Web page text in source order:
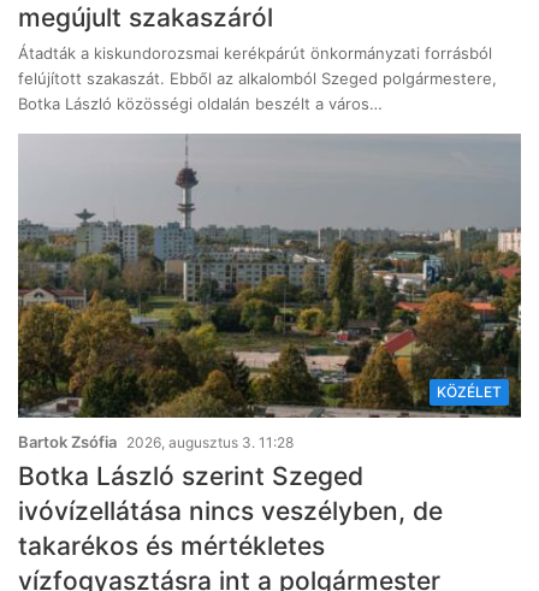
megújult szakaszáról
Átadták a kiskundorozsmai kerékpárút önkormányzati forrásból
felújított szakaszát. Ebből az alkalomból Szeged polgármestere,
Botka László közösségi oldalán beszélt a város…
KÖZÉLET
Bartok Zsófia 2026, augusztus 3. 11:28
Botka László szerint Szeged
ivóvízellátása nincs veszélyben, de
takarékos és mértékletes
vízfogyasztásra int a polgármester